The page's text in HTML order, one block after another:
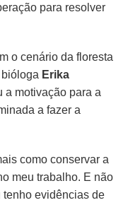
para resolver
o cenário da floresta
Erika
a motivação para a
a fazer a
como conservar a
meu trabalho. E não
tenho evidências de